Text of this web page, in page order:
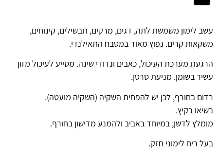
עשב לימון משמשת לתה, דגים, מרקים, תבשילים, קינוחים,
משקאות קרים. נפוץ מאוד במטבח התאילנדי.
הרגעת מערכת העיכול, כאבים ונדודי שינה. מסייע לעיכול מזון
עשיר בשומן. מניעת סרטן.
רדום בחורף, לכן יש להפחית השקיה (השקיה מועטה).
בשיאו בקיץ.
מומלץ לדשן, במיוחד באביב ולהמנע מדישון בחורף.
בעל ריח לימוני חזק.